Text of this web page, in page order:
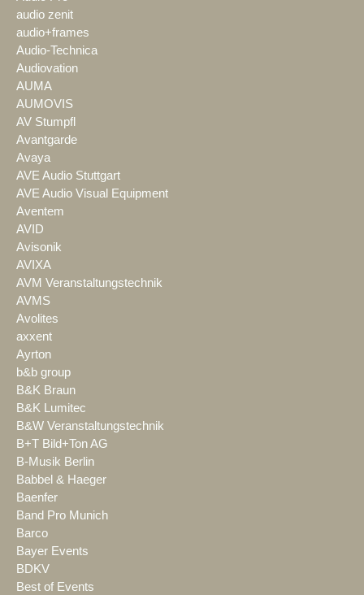
audio zenit
audio+frames
Audio-Technica
Audiovation
AUMA
AUMOVIS
AV Stumpfl
Avantgarde
Avaya
AVE Audio Stuttgart
AVE Audio Visual Equipment
Aventem
AVID
Avisonik
AVIXA
AVM Veranstaltungstechnik
AVMS
Avolites
axxent
Ayrton
b&b group
B&K Braun
B&K Lumitec
B&W Veranstaltungstechnik
B+T Bild+Ton AG
B-Musik Berlin
Babbel & Haeger
Baenfer
Band Pro Munich
Barco
Bayer Events
BDKV
Best of Events